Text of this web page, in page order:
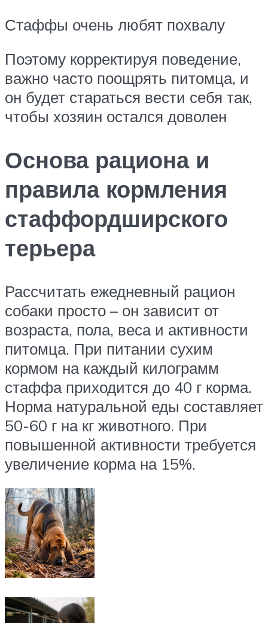
Стаффы очень любят похвалу
Поэтому корректируя поведение,
важно часто поощрять питомца, и
он будет стараться вести себя так,
чтобы хозяин остался доволен
Основа рациона и
правила кормления
стаффордширского
терьера
Рассчитать ежедневный рацион
собаки просто – он зависит от
возраста, пола, веса и активности
питомца. При питании сухим
кормом на каждый килограмм
стаффа приходится до 40 г корма.
Норма натуральной еды составляет
50-60 г на кг животного. При
повышенной активности требуется
увеличение корма на 15%.